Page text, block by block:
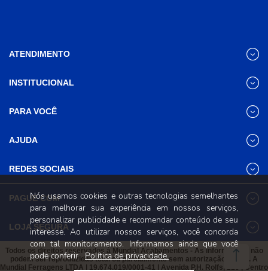
ATENDIMENTO
Sábado das 8h às 12h
(31) 3611-8200 Loja Física
INSTITUCIONAL
Nossas Lojas
Programa de
Relacionamento
Trabalhe Conosco
PARA VOCÊ
Minha conta
Revistas
AJUDA
Dúvidas
Frequentes
Frete e Entrega
Trocas e
Devoluções
Política de
Privacidade e
Segurança
REDES SOCIAIS
PAGUE COM
LOJA SEGURA
Todos os direitos reservados à Mundial Acabamentos - As informações não
podem ser reproduzidas total ou parcialmente sem autorização prévia. A
Mundial Ferragens LTDA | 19.674.019/0001-41 | Avenida P.H. Rolfs, 215 , Centro
Nós usamos cookies e outras tecnologias semelhantes
para melhorar sua experiência em nossos serviços,
personalizar publicidade e recomendar conteúdo de seu
interesse. Ao utilizar nossos serviços, você concorda
com tal monitoramento. Informamos ainda que você
pode conferir Política de privacidade.